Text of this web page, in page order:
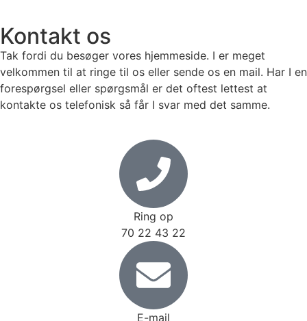
Kontakt os
Tak fordi du besøger vores hjemmeside. I er meget
velkommen til at ringe til os eller sende os en mail. Har I en
forespørgsel eller spørgsmål er det oftest lettest at
kontakte os telefonisk så får I svar med det samme.
Ring op
70 22 43 22
E-mail